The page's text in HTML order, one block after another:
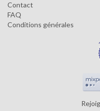
Contact
FAQ
Conditions générales